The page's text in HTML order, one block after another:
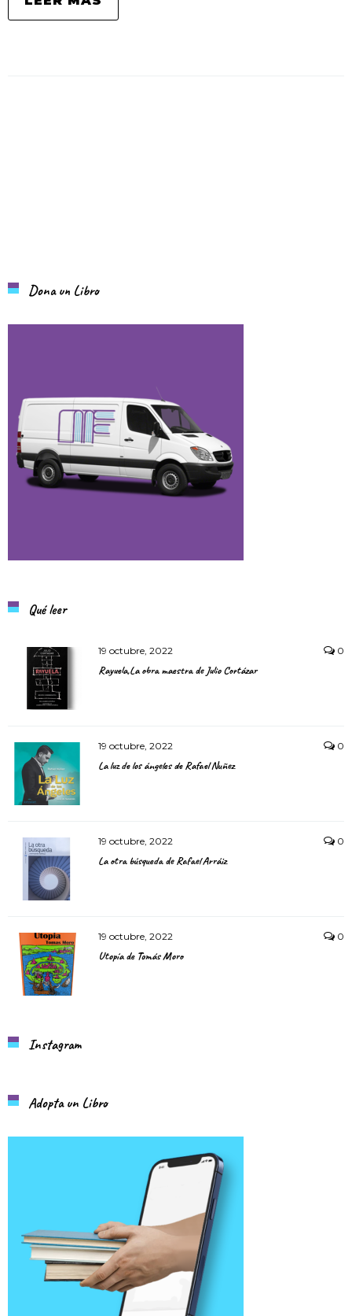
Dona un Libro
Qué leer
19 octubre, 2022 0
Rayuela,La obra maestra de Julio Cortázar
19 octubre, 2022 0
La luz de los ángeles de Rafael Nuñez
19 octubre, 2022 0
La otra búsqueda de Rafael Arráiz
19 octubre, 2022 0
Utopía de Tomás Moro
Instagram
Adopta un Libro